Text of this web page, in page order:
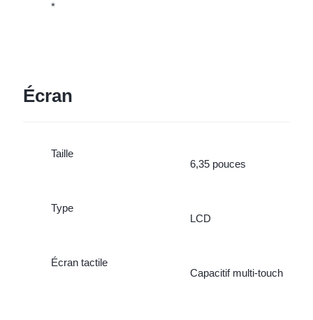
*
Écran
Taille
6,35 pouces
Type
LCD
Écran tactile
Capacitif multi-touch